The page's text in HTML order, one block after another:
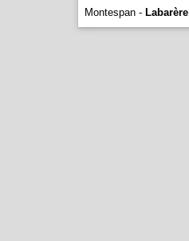
Montespan - Labarère